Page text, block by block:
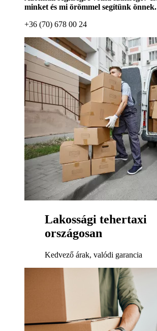
minket és mi örömmel segítünk önnek.
+36 (70) 678 00 24
Lakossági tehertaxi
országosan
Kedvező árak, valódi garancia